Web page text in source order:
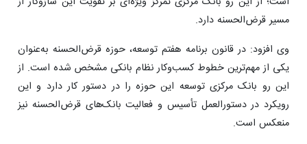
مسیر قرض‌الحسنه دارد.
وی افزود: در قانون برنامه هفتم توسعه، حوزه قرض‌الحسنه به‌عنوان
یکی از مهم‌ترین خطوط کسب‌وکار نظام بانکی مشخص شده است. از
این ‌رو بانک مرکزی توسعه این حوزه را در دستور کار دارد و این
رویکرد در دستورالعمل تأسیس و فعالیت بانک‌های قرض‌الحسنه نیز
منعکس است.